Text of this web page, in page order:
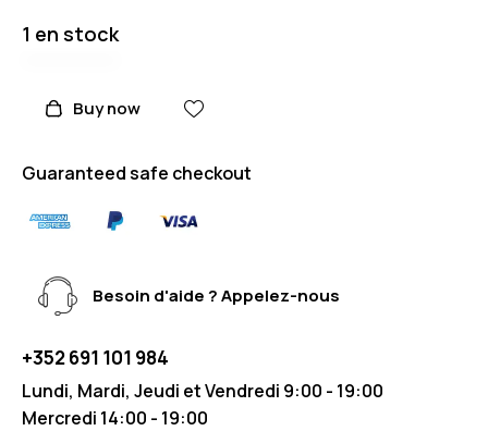
1 en stock
Buy now
Guaranteed safe checkout
Besoin d'aide ? Appelez-nous
+352 691 101 984
Lundi, Mardi, Jeudi et Vendredi 9:00 - 19:00
Mercredi 14:00 - 19:00